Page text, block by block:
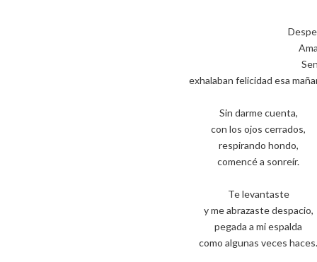
exhalaban felicidad esa
Sin darme cuenta,
con los ojos cerrados,
respirando hondo,
comencé a sonreír.
Te levantaste
y me abrazaste despacio,
pegada a mi espalda
como algunas veces haces.